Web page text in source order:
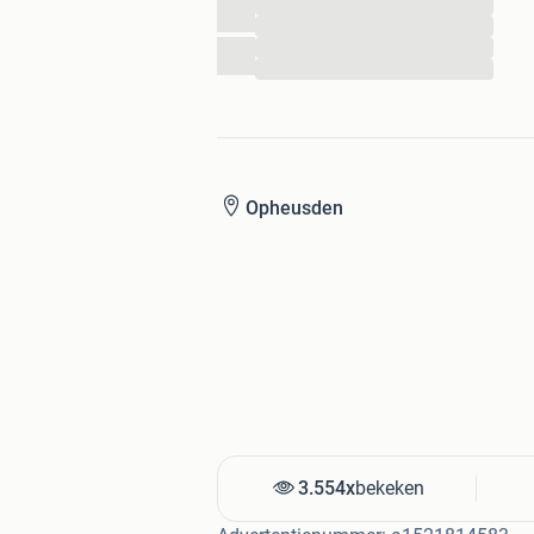
Kies de motor die bij uw vaarstijl past:
U bent van harte welkom voor een
Opheusden
3.554xbekeken